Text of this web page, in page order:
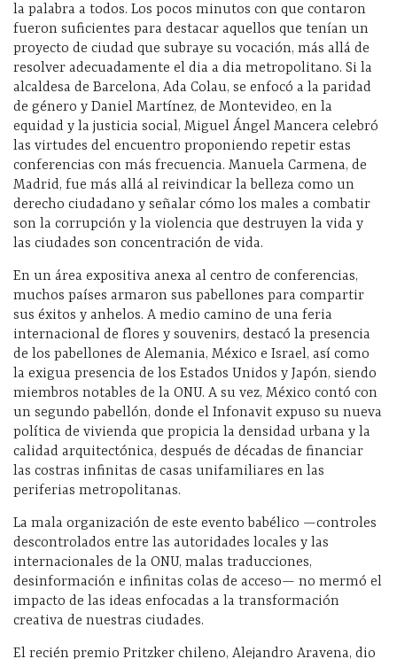
la palabra a todos. Los pocos minutos con que contaron
fueron suficientes para destacar aquellos que tenían un
proyecto de ciudad que subraye su vocación, más allá de
resolver adecuadamente el dia a dia metropolitano. Si la
alcaldesa de Barcelona, Ada Colau, se enfocó a la paridad
de género y Daniel Martínez, de Montevideo, en la
equidad y la justicia social, Miguel Ángel Mancera celebró
las virtudes del encuentro proponiendo repetir estas
conferencias con más frecuencia. Manuela Carmena, de
Madrid, fue más allá al reivindicar la belleza como un
derecho ciudadano y señalar cómo los males a combatir
son la corrupción y la violencia que destruyen la vida y
las ciudades son concentración de vida.
En un área expositiva anexa al centro de conferencias,
muchos países armaron sus pabellones para compartir
sus éxitos y anhelos. A medio camino de una feria
internacional de flores y souvenirs, destacó la presencia
de los pabellones de Alemania, México e Israel, así como
la exigua presencia de los Estados Unidos y Japón, siendo
miembros notables de la ONU. A su vez, México contó con
un segundo pabellón, donde el Infonavit expuso su nueva
política de vivienda que propicia la densidad urbana y la
calidad arquitectónica, después de décadas de financiar
las costras infinitas de casas unifamiliares en las
periferias metropolitanas.
La mala organización de este evento babélico —controles
descontrolados entre las autoridades locales y las
internacionales de la ONU, malas traducciones,
desinformación e infinitas colas de acceso— no mermó el
impacto de las ideas enfocadas a la transformación
creativa de nuestras ciudades.
El recién premio Pritzker chileno, Alejandro Aravena, dio